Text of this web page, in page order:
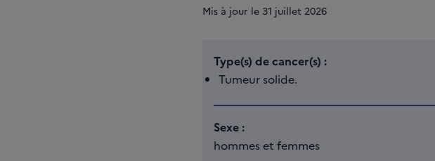
Mis à jour le 31 juillet 2026
Type(s) de cancer(s) :
Tumeur solide.
Sexe :
hommes et femmes